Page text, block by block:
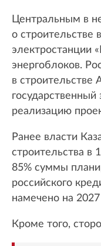
Центральным в
о строительстве
электростанции
энергоблоков.
в строительстве
реализацию
Ранее власти
строительства в
85% суммы
российского
намечено на 2027
Кроме того,